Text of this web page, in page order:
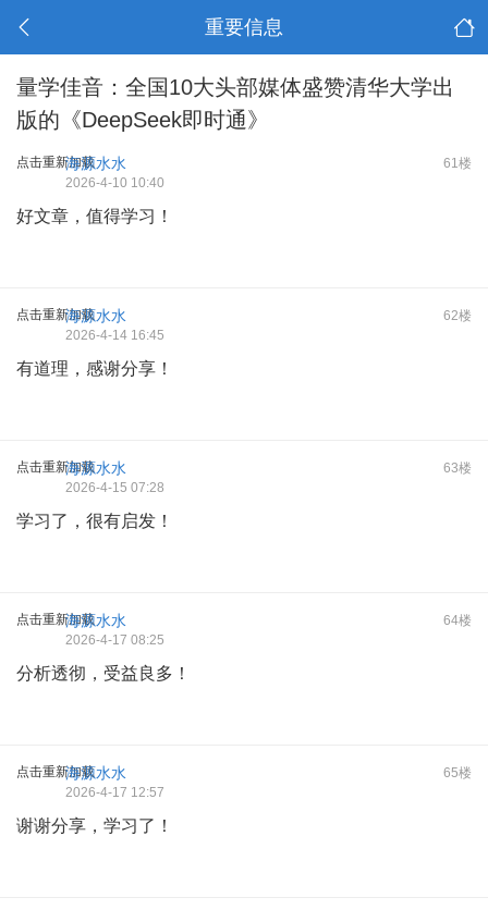
重要信息
量学佳音：全国10大头部媒体盛赞清华大学出
版的《DeepSeek即时通》
点击重新加载 61楼
海源水水
2026-4-10 10:40
好文章，值得学习！
点击重新加载 62楼
海源水水
2026-4-14 16:45
有道理，感谢分享！
点击重新加载 63楼
海源水水
2026-4-15 07:28
学习了，很有启发！
点击重新加载 64楼
海源水水
2026-4-17 08:25
分析透彻，受益良多！
点击重新加载 65楼
海源水水
2026-4-17 12:57
谢谢分享，学习了！